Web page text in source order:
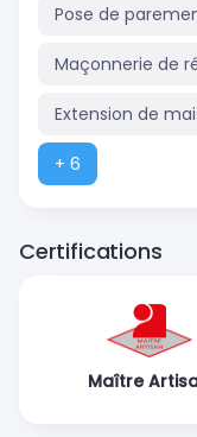
Pose de
Maçonnerie de
Extension de
+ 6
Certifications
Maître